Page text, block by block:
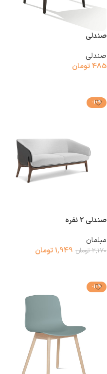
صندلی
صندلی
485تومان
-10%
صندلی 2 نفره
مبلمان
2,170تومان 1,949تومان
-10%